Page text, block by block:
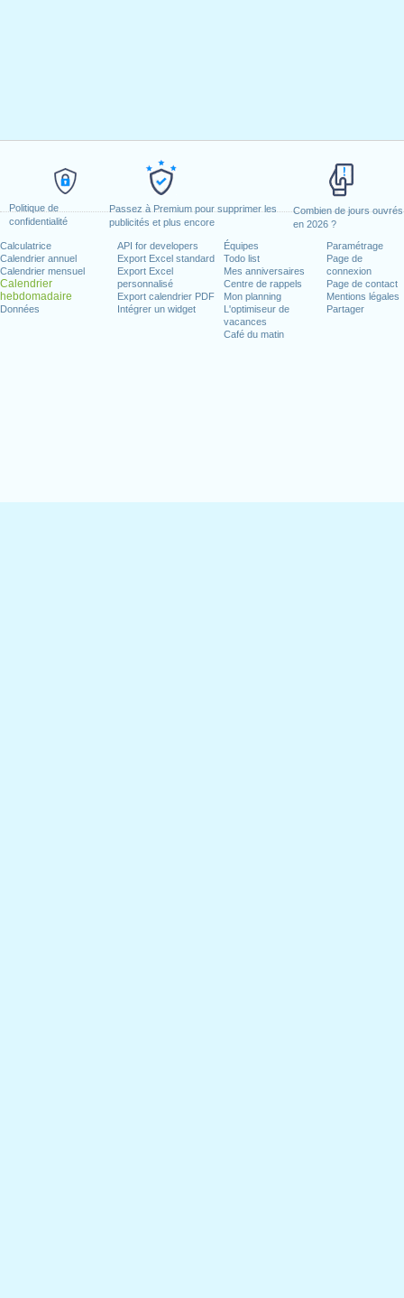
Politique de
confidentialité
Passez à Premium pour supprimer les
publicités et plus encore
Combien de jours ouvrés
en 2026 ?
Calculatrice
Calendrier annuel
Calendrier mensuel
Calendrier
hebdomadaire
Données
API for developers
Export Excel standard
Export Excel
personnalisé
Export calendrier PDF
Intégrer un widget
Équipes
Todo list
Mes anniversaires
Centre de rappels
Mon planning
L'optimiseur de
vacances
Café du matin
Paramétrage
Page de
connexion
Page de contact
Mentions légales
Partager